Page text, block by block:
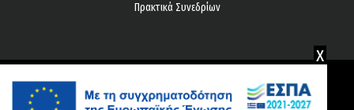
Πρακτικά Συνεδρίων
© Copyright 2026 All rights reserved
x